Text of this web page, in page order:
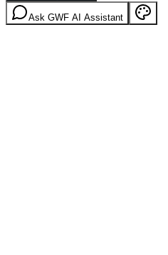
Ask GWF AI Assistant